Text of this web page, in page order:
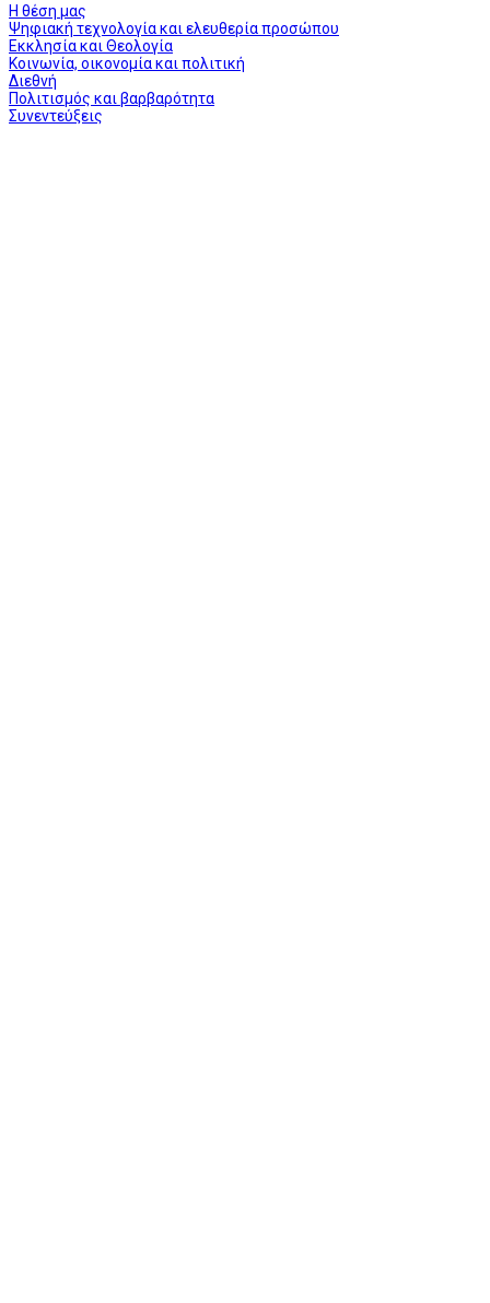
Η θέση μας
Ψηφιακή τεχνολογία και ελευθερία προσώπου
Εκκλησία και Θεολογία
Κοινωνία, οικονομία και πολιτική
Διεθνή
Πολιτισμός και βαρβαρότητα
Συνεντεύξεις